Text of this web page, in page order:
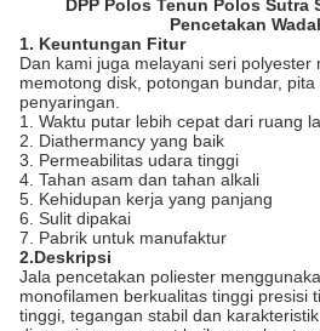
DPP Polos Tenun Polos Sutra
Pencetakan
1. Keuntungan Fitur
Dan kami juga melayani seri polyester
memotong disk, potongan bundar,
penyaringan.
1. Waktu putar lebih cepat dari ruang
2. Diathermancy yang baik
3. Permeabilitas udara tinggi
4. Tahan asam dan tahan alkali
5. Kehidupan kerja yang panjang
6. Sulit dipakai
7. Pabrik untuk manufaktur
2.Deskripsi
Jala pencetakan poliester
monofilamen berkualitas tinggi presisi
tinggi, tegangan stabil dan